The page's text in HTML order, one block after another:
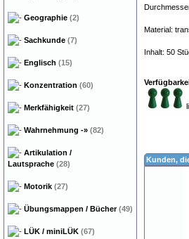
Material:
Inhalt: 50
Kunden,
Geographie (2)
Sachkunde (7)
Englisch (15)
Konzentration (60)
Merkfähigkeit (27)
Wahrnehmung -» (82)
Artikulation /
Lautsprache (28)
Motorik (27)
Übungsmappen / Bücher(49)
LÜK / miniLÜK (67)